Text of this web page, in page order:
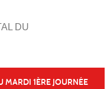
DU
1ÈRE JOURNÉE